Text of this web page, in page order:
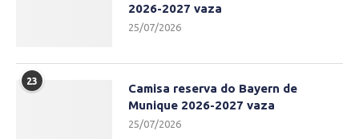
2026-2027 vaza
25/07/2026
23
Camisa reserva do Bayern de
Munique 2026-2027 vaza
25/07/2026